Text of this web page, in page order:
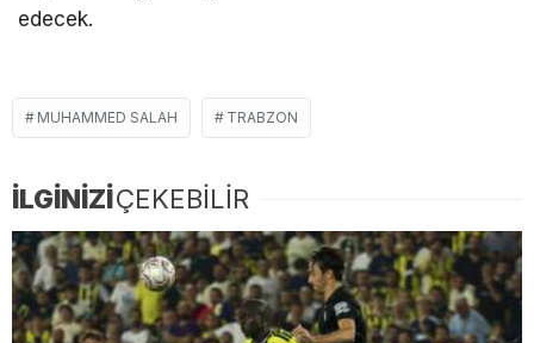
edecek.
MUHAMMED SALAH TRABZON
İLGİNİZİÇEKEBİLİR